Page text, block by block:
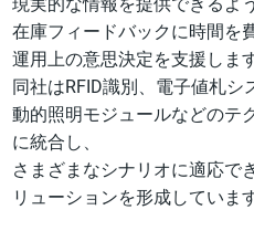
現実的な情報を提供できるよ
在庫フィードバックに時間を
運用上の意思決定を支援しま
同社はRFID識別、電子値札シ
動的照明モジュールなどのテ
に統合し、
さまざまなシナリオに適応で
リューションを形成しています